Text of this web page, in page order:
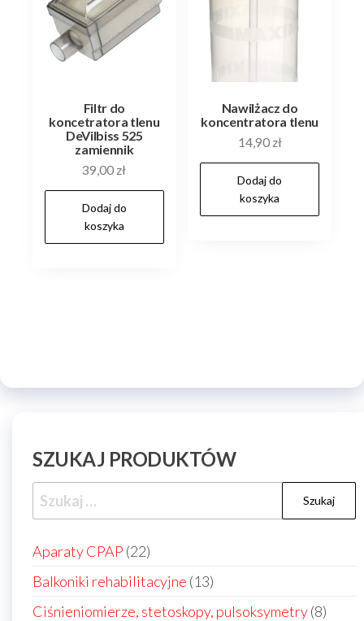
Filtr do
koncetratora tlenu
DeVilbiss 525
zamiennik
39,00 zł
Dodaj do
koszyka
Nawilżacz do
koncentratora tlenu
14,90 zł
Dodaj do
koszyka
SZUKAJ PRODUKTÓW
Szukaj:
Aparaty CPAP 2222
produkty
Balkoniki rehabilitacyjne 1313
produktów
Ciśnieniomierze, stetoskopy, pulsoksymetry 88